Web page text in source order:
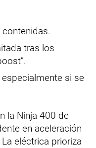
tras los
si se
la Ninja 400 de
en aceleración
eléctrica prioriza